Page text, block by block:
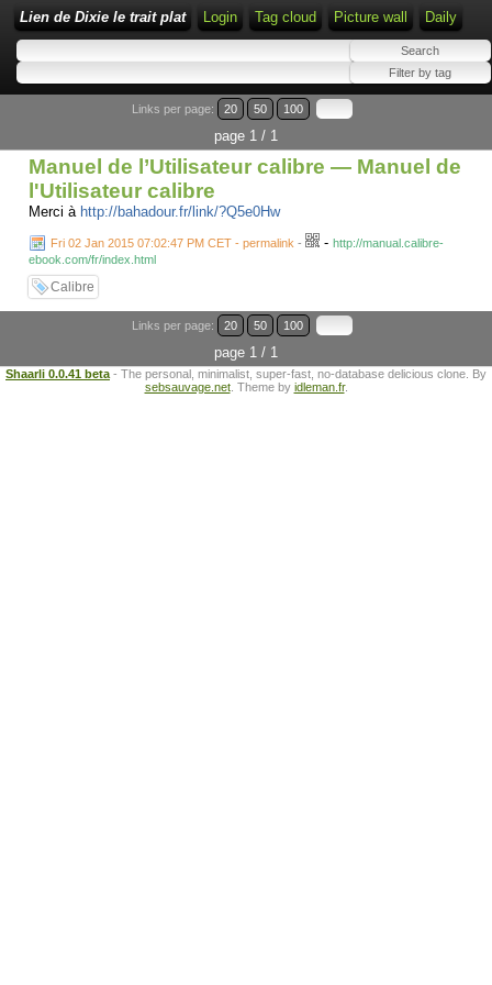
Lien de Dixie le trait plat Login Tag cloud Picture wall Daily
Links per page: 20 50 100
page 1 / 1
Manuel de l’Utilisateur calibre — Manuel de
l'Utilisateur calibre
Merci à http://bahadour.fr/link/?Q5e0Hw
Fri 02 Jan 2015 07:02:47 PM CET - permalink - - http://manual.calibre-
ebook.com/fr/index.html
Calibre
Links per page: 20 50 100
page 1 / 1
Shaarli 0.0.41 beta - The personal, minimalist, super-fast, no-database delicious clone. By
sebsauvage.net. Theme by idleman.fr.